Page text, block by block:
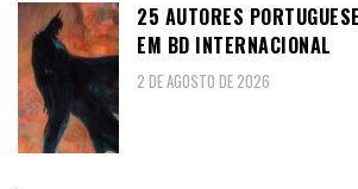
25 AUTORES
EM BD INTERNACIONAL
2 DE AGOSTO DE 2026